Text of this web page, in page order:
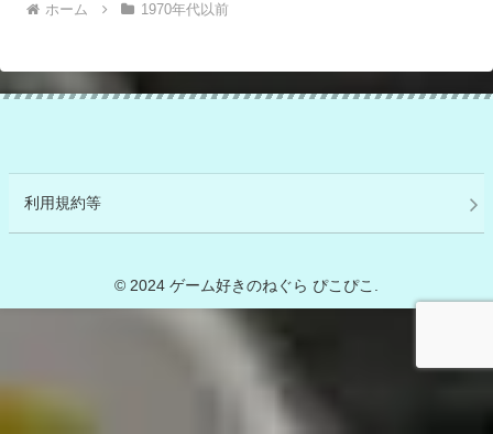
ホーム 1970年代以前
利用規約等
© 2024 ゲーム好きのねぐら ぴこぴこ.